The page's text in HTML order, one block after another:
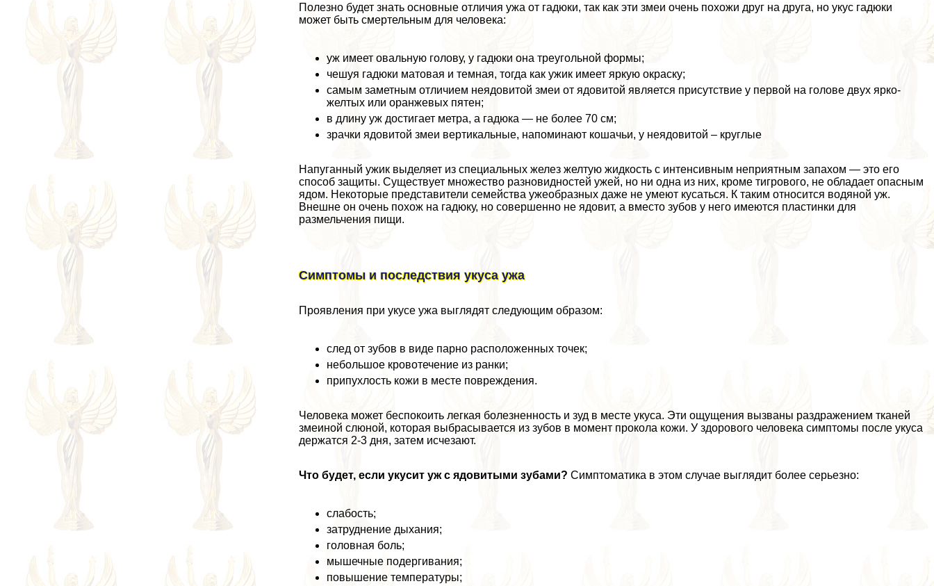
Полезно будет знать основные отличия ужа от гадюки, так как эти змеи очень похожи друг на друга, но укус гадюки
может быть cмepтельным для человека:
уж имеет овальную голову, у гадюки она треугольной формы;
чешуя гадюки матовая и темная, тогда как ужик имеет яркую окраску;
самым заметным отличием неядовитой змеи от ядовитой является присутствие у первой на голове двух ярко-
желтых или оранжевых пятен;
в длину уж достигает метра, а гадюка — не более 70 см;
зрачки ядовитой змеи вертикальные, напоминают кошачьи, у неядовитой – круглые
Напуганный ужик выделяет из специальных желез желтую жидкость с интенсивным неприятным запахом — это его
способ защиты. Существует множество разновидностей ужей, но ни одна из них, кроме тигрового, не обладает опасным
ядом. Некоторые представители семейства ужеобразных даже не умеют кусаться. К таким относится водяной уж.
Внешне он очень похож на гадюку, но совершенно не ядовит, а вместо зубов у него имеются пластинки для
размельчения пищи.
Симптомы и последствия укуса ужа
Проявления при укусе ужа выглядят следующим образом:
след от зубов в виде парно расположенных точек;
небольшое кровотечение из ранки;
припухлость кожи в месте повреждения.
Человека может беспокоить легкая болезненность и зуд в месте укуса. Эти ощущения вызваны раздражением тканей
змеиной слюной, которая выбрасывается из зубов в момент прокола кожи. У здорового человека симптомы после укуса
держатся 2-3 дня, затем исчезают.
Что будет, если укусит уж с ядовитыми зубами? Симптоматика в этом случае выглядит более серьезно:
слабость;
затруднение дыхания;
головная боль;
мышечные подергивания;
повышение температуры;